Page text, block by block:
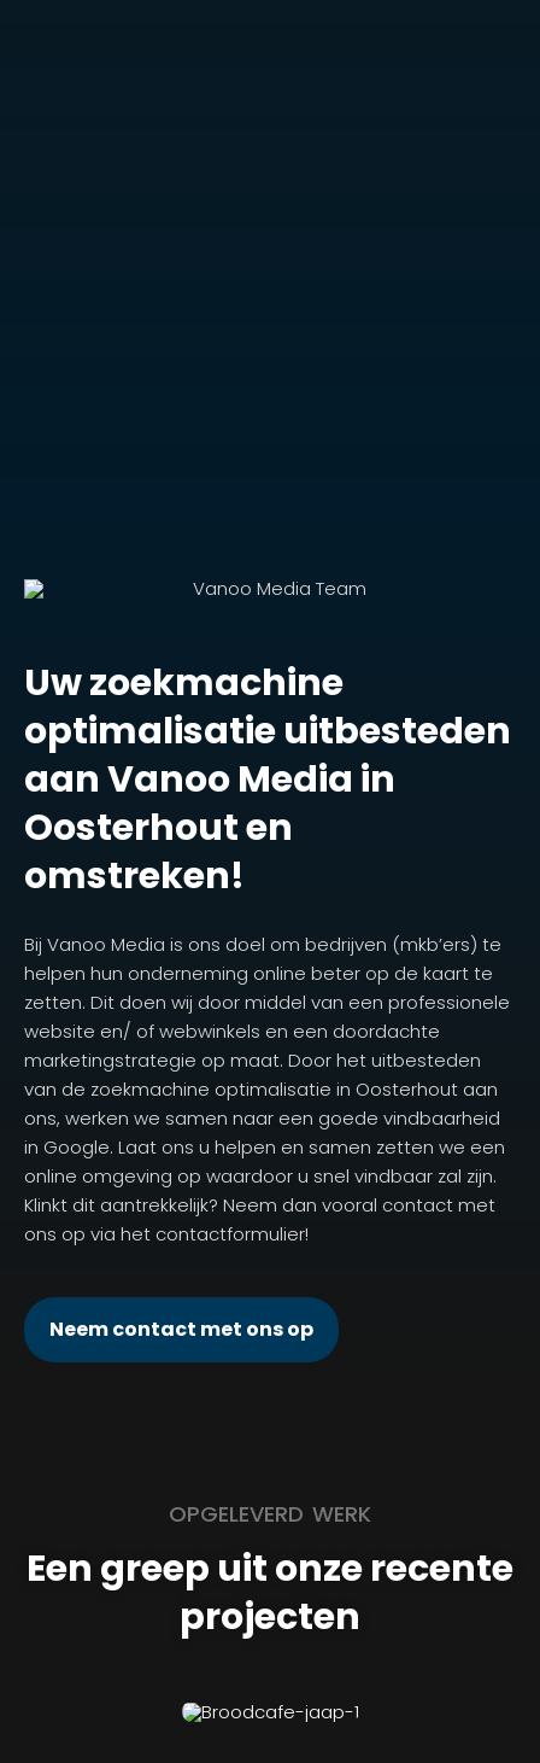
Uw zoekmachine
optimalisatie uitbesteden
aan Vanoo Media in
Oosterhout en
omstreken!
Bij Vanoo Media is ons doel om bedrijven (mkb’ers) te
helpen hun onderneming online beter op de kaart te
zetten. Dit doen wij door middel van een professionele
website en/ of webwinkels en een doordachte
marketingstrategie op maat. Door het uitbesteden
van de zoekmachine optimalisatie in Oosterhout aan
ons, werken we samen naar een goede vindbaarheid
in Google. Laat ons u helpen en samen zetten we een
online omgeving op waardoor u snel vindbaar zal zijn.
Klinkt dit aantrekkelijk? Neem dan vooral contact met
ons op via het contactformulier!
Neem contact met ons op
OPGELEVERD WERK
Een greep uit onze recente
projecten